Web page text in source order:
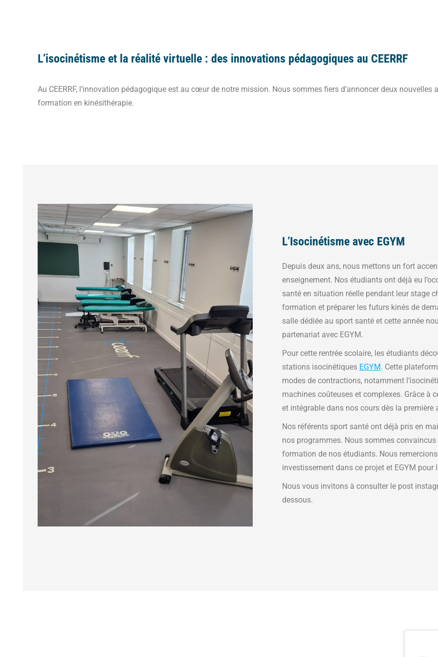
L’isocinétisme et la réalité virtuelle : des innovations pédagogiques au CEERRF
Au CEERRF, l’innovation pédagogique est au cœur de notre mission. Nous sommes fiers d’annoncer deux
formation en kinésithérapie.
L’Isocinétisme avec EGYM
Depuis deux ans, nous mettons un fort
enseignement. Nos étudiants ont déjà eu
santé en situation réelle pendant leur stage
formation et préparer les futurs kinés de
salle dédiée au sport santé et cette année
partenariat avec EGYM.
Pour cette rentrée scolaire, les étudiants
stations isocinétiques EGYM. Cette
modes de contractions, notamment
machines coûteuses et complexes. Grâce à
et intégrable dans nos cours dès la première
Nos référents sport santé ont déjà pris en
nos programmes. Nous sommes
formation de nos étudiants. Nous
investissement dans ce projet et EGYM pour
Nous vous invitons à consulter le post
dessous.